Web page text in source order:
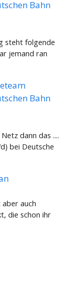
Bahn
steht folgende
jemand ran
Bahn
dann das ....
bei Deutsche
auch
die schon ihr